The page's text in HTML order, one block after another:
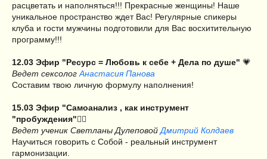
расцветать и наполняться!!! Прекрасные женщины! Наше
уникальное пространство ждет Вас! Регулярные спикеры
клуба и гости мужчины подготовили для Вас восхитительную
программу!!!
12.03 Эфир "Ресурс = Любовь к себе + Дела по душе" 💗
Ведет сексолог Анастасия Панова
Составим твою личную формулу наполнения!
15.03 Эфир "Самоанализ , как инструмент
"пробуждения"🧘‍♂️
Ведет ученик Светланы Дулеповой Дмитрий Колдаев
Научиться говорить с Собой - реальный инструмент
гармонизации.